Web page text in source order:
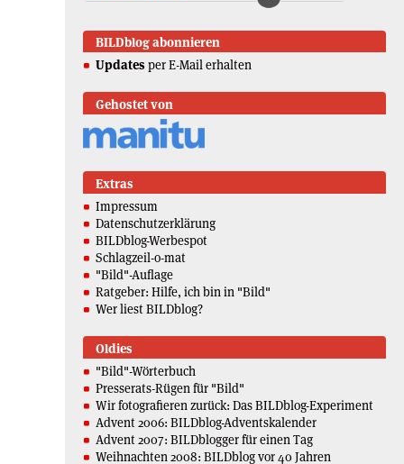
BILDblog abonnieren
Updates per E-Mail erhalten
Gehostet von
Extras
Impressum
Datenschutzerklärung
BILDblog-Werbespot
Schlagzeil-o-mat
"Bild"-Auflage
Ratgeber: Hilfe, ich bin in "Bild"
Wer liest BILDblog?
Oldies
"Bild"-Wörterbuch
Presserats-Rügen für "Bild"
Wir fotografieren zurück: Das BILDblog-Experiment
Advent 2006: BILDblog-Adventskalender
Advent 2007: BILDblogger für einen Tag
Weihnachten 2008: BILDblog vor 40 Jahren